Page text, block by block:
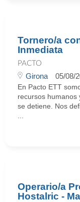
Tornero/a
Inmediata
PACTO
Girona 05/08/
En Pacto ETT
recursos humanos
se detiene. Nos
Operario/a
Hostalric -